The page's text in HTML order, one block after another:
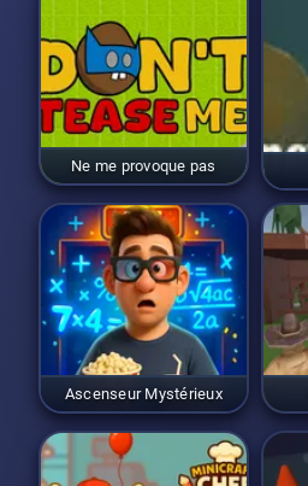
Ne me provoque pas
Ascenseur Mystérieux